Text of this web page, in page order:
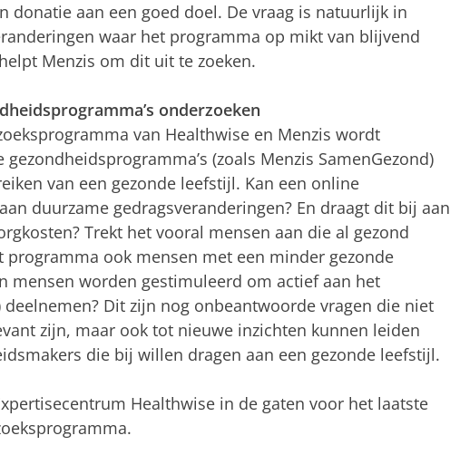
donatie aan een goed doel. De vraag is natuurlijk in
waar het programma op mikt van blijvend
Menzis om dit uit te zoeken.
onderzoeken
van Healthwise en Menzis wordt
(zoals Menzis SamenGezond)
van een gezonde leefstijl. Kan een online
duurzame gedragsveranderingen? En draagt dit bij aan
Trekt het vooral mensen aan die al gezond
ook mensen met een minder gezonde
mensen worden gestimuleerd om actief aan het
Dit zijn nog onbeantwoorde vragen die niet
zijn, maar ook tot nieuwe inzichten kunnen leiden
die bij willen dragen aan een gezonde leefstijl.
Healthwise in de gaten voor het laatste